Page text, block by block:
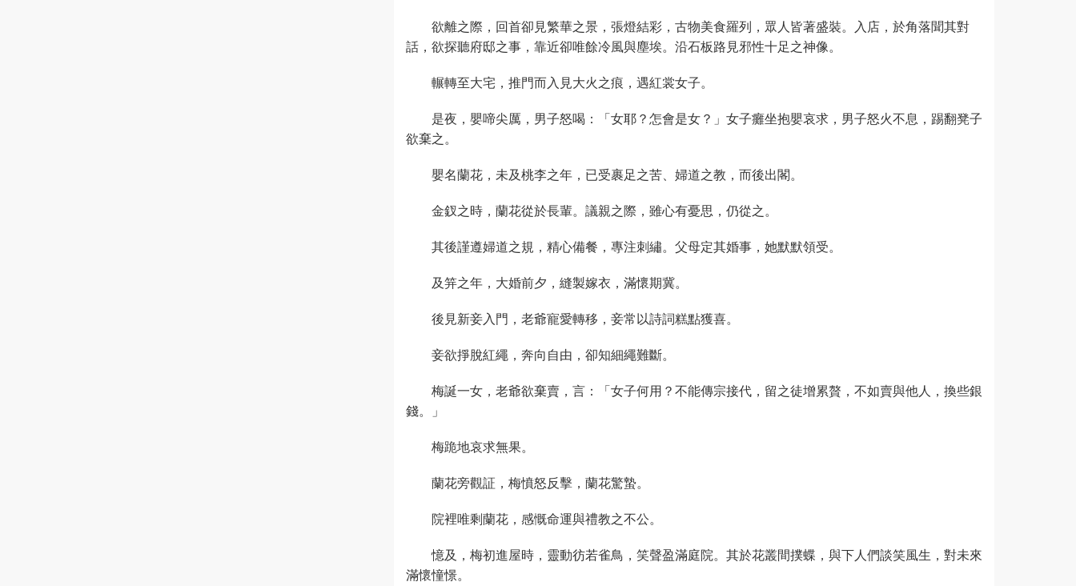
欲離之際，回首卻見繁華之景，張燈結彩，古物美食羅列，眾人皆著盛裝。入店，於角落聞其對
話，欲探聽府邸之事，靠近卻唯餘冷風與塵埃。沿石板路見邪性十足之神像。
輾轉至大宅，推門而入見大火之痕，遇紅裳女子。
是夜，嬰啼尖厲，男子怒喝：「女耶？怎會是女？」女子癱坐抱嬰哀求，男子怒火不息，踢翻凳子
欲棄之。
嬰名蘭花，未及桃李之年，已受裹足之苦、婦道之教，而後出閣。
金釵之時，蘭花從於長輩。議親之際，雖心有憂思，仍從之。
其後謹遵婦道之規，精心備餐，專注刺繡。父母定其婚事，她默默領受。
及笄之年，大婚前夕，縫製嫁衣，滿懷期冀。
後見新妾入門，老爺寵愛轉移，妾常以詩詞糕點獲喜。
妾欲掙脫紅繩，奔向自由，卻知細繩難斷。
梅誕一女，老爺欲棄賣，言：「女子何用？不能傳宗接代，留之徒增累贅，不如賣與他人，換些銀
錢。」
梅跪地哀求無果。
蘭花旁觀証，梅憤怒反擊，蘭花驚蟄。
院裡唯剩蘭花，感慨命運與禮教之不公。
憶及，梅初進屋時，靈動彷若雀鳥，笑聲盈滿庭院。其於花叢間撲蝶，與下人們談笑風生，對未來
滿懷憧憬。